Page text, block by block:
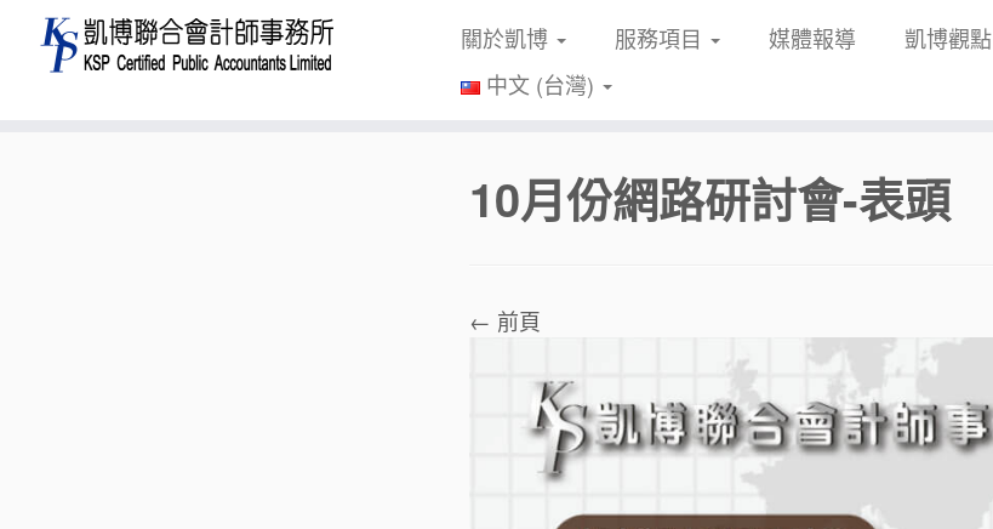
關於凱博 服務項目 媒體報導 凱博觀點
中文 (台灣)
10月份網路研討會-表頭
← 前頁